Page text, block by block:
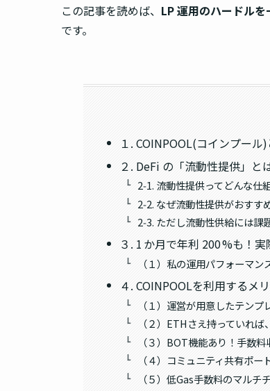
この記事を読めば、 LP 運用のハードル
です。
１. COINPOOL(コインプール)
２. DeFi の「流動性提供」と
2‑1. 流動性提供ってどんな仕
2‑2. なぜ流動性提供がおすす
2‑3. ただし流動性供給には課
３. 1 か月で年利 200 %も！
（１）私の運用パフォーマン
４. COINPOOLを利用するメ
（１）運営が用意したテン
（２）ETHさえ持っていれ
（３）BOT機能あり！手数
（４）コミュニティ共有ポ
（５）低Gas手数料のマルチ